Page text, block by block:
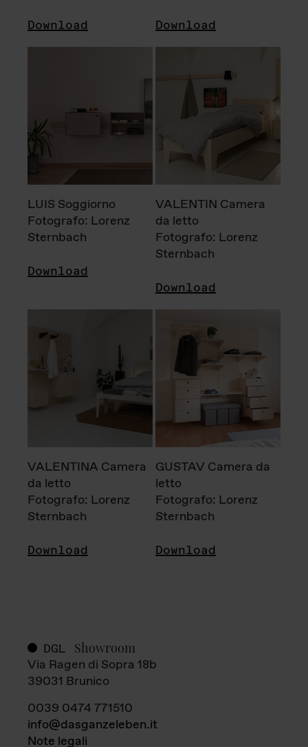
Download Download
LUIS Soggiorno
Fotografo: Lorenz
Sternbach
Download
VALENTIN Camera
da letto
Fotografo: Lorenz
Sternbach
Download
VALENTINA Camera
da letto
Fotografo: Lorenz
Sternbach
Download
GUSTAV Camera da
letto
Fotografo: Lorenz
Sternbach
Download
DGL Showroom
Via Ragen di Sopra 18b
39031 Brunico
0039 0474 771510
info@dasganzeleben.it
Note legali